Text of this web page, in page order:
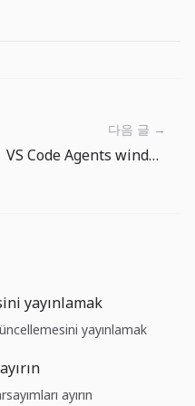
다음 글 →
VS Code Agents window ve BYOK: ekiplerin artık bir agent işletim modeline ihtiyacı var
yayınlamak
yayınlamak
ayırın